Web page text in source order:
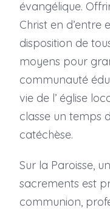
évangélique.
Christ en d’entre
disposition de
moyens pour
communauté
vie de l’ église
classe un temps
catéchèse.
Sur la Paroisse,
sacrements est
communion,